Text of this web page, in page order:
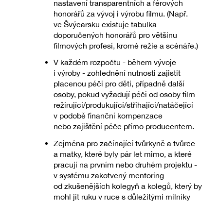
nastavení transparentních a férových
honorářů za vývoj i výrobu filmu. (Např.
ve Švýcarsku existuje tabulka
doporučených honorářů pro většinu
filmových profesí, kromě režie a scénáře.)
V každém rozpočtu - během vývoje
i výroby - zohlednění nutnosti zajistit
placenou péči pro děti, případně další
osoby, pokud vyžadují péči od osoby film
režírující/produkující/stříhající/natáčející
v podobě finanční kompenzace
nebo zajištění péče přímo producentem.
Zejména pro začínající tvůrkyně a tvůrce
a matky, které byly pár let mimo, a které
pracují na prvním nebo druhém projektu -
v systému zakotvený mentoring
od zkušenějších kolegyň a kolegů, který by
mohl jít ruku v ruce s důležitými milníky